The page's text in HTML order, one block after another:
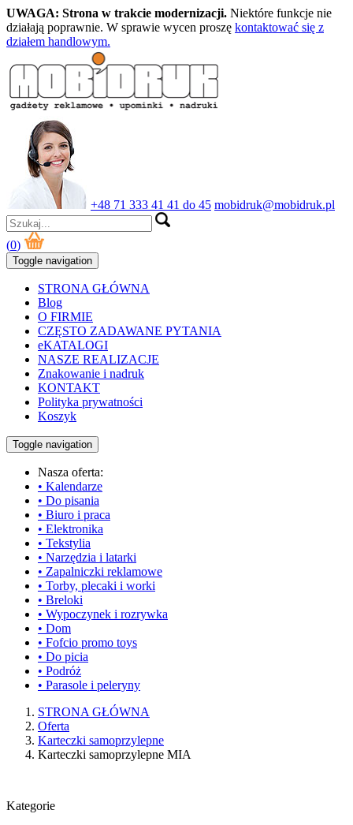
UWAGA: Strona w trakcie modernizacji. Niektóre funkcje nie
działają poprawnie. W sprawie wycen proszę kontaktować się z
działem handlowym.
+48 71 333 41 41 do 45 mobidruk@mobidruk.pl
(0)
Toggle navigation
STRONA GŁÓWNA
Blog
O FIRMIE
CZĘSTO ZADAWANE PYTANIA
eKATALOGI
NASZE REALIZACJE
Znakowanie i nadruk
KONTAKT
Polityka prywatności
Koszyk
Toggle navigation
Nasza oferta:
• Kalendarze
• Do pisania
• Biuro i praca
• Elektronika
• Tekstylia
• Narzędzia i latarki
• Zapalniczki reklamowe
• Torby, plecaki i worki
• Breloki
• Wypoczynek i rozrywka
• Dom
• Fofcio promo toys
• Do picia
• Podróż
• Parasole i peleryny
STRONA GŁÓWNA
Oferta
Karteczki samoprzylepne
Karteczki samoprzylepne MIA
Kategorie